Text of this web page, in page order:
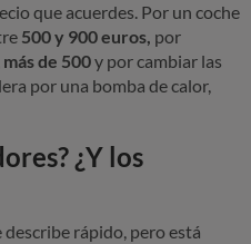
que acuerdes. Por un coche
500 y 900 euros, por
más de 500y por cambiar las
por una bomba de calor,
¿Y los
describe rápido, pero está